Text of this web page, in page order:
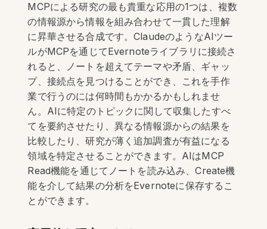
MCPによる研究の最も貴重な応用の1つは、複数
の情報源から情報を組み合わせて一貫した理解
に昇華させる合成です。ClaudeのようなAIツー
ルがMCPを通じてEvernoteライブラリに接続さ
れると、ノートを超えてテーマや矛盾、ギャッ
プ、接続点を見つけることができ、これを手作
業で行うのには何時間もかかるかもしれませ
ん。AIに特定のトピックに関して収集したすべ
てを要約させたり、異なる情報源からの結果を
比較したり、研究が薄く追加調査が有益になる
領域を特定させることができます。AIはMCP
Read機能を通じてノートを読み込み、Create機
能を介して結果の分析をEvernoteに保存するこ
とができます。